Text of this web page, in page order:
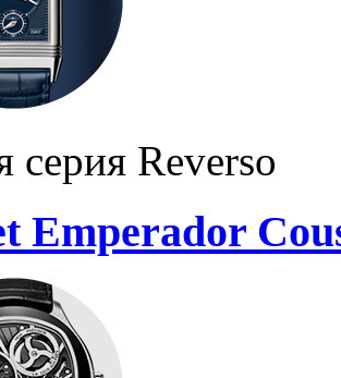
серия Reverso
Emperador